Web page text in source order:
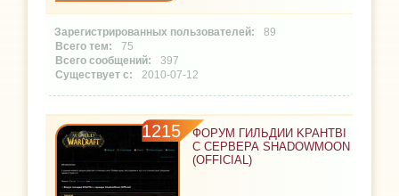
89
75
397
2010-07-12
1215
ФОРУМ ГИЛЬДИИ KPAHTBI
С СЕРВЕРА SHADOWMOON
(OFFICIAL)